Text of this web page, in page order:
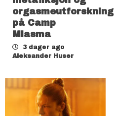
orgasmeutforskning
på Camp
Miasma
3 dager ago
Aleksander Huser